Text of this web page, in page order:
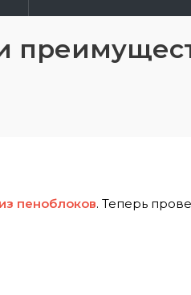
пеноблоков. Теперь